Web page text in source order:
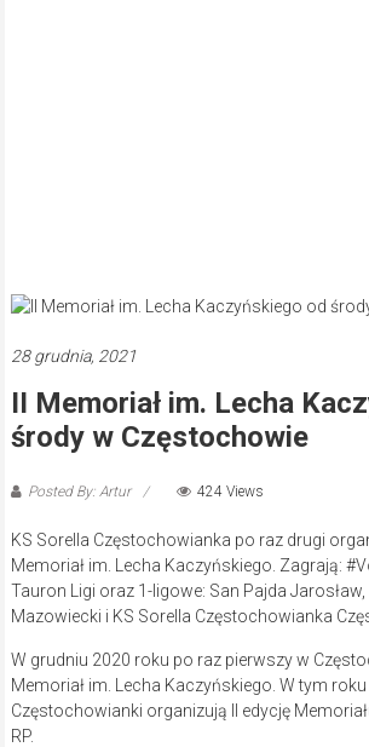
28 grudnia, 2021
II Memoriał im. Lecha
środy w Częstochowie
Posted By: Artur 424 Views
KS Sorella Częstochowianka po raz drugi
Memoriał im. Lecha Kaczyńskiego. Zagrają:
Tauron Ligi oraz 1-ligowe: San Pajda
Mazowiecki i KS Sorella Częstochowianka
W grudniu 2020 roku po raz pierwszy w
Memoriał im. Lecha Kaczyńskiego. W tym roku
Częstochowianki organizują II edycję
RP.